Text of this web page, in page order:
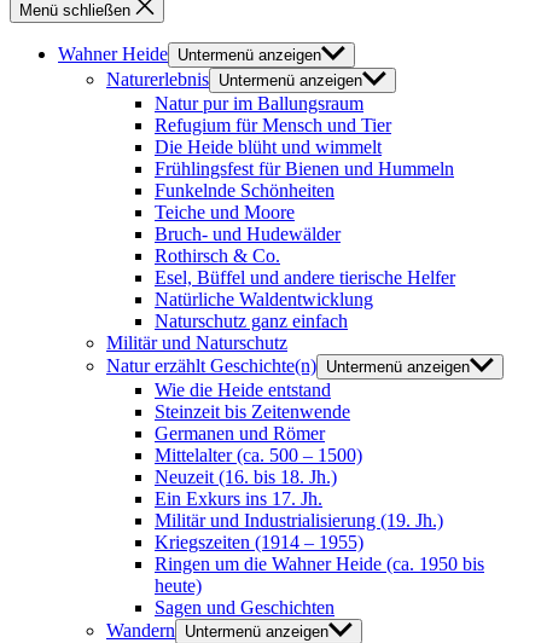
Menü schließen
Wahner Heide Untermenü anzeigen
Naturerlebnis Untermenü anzeigen
Natur pur im Ballungsraum
Refugium für Mensch und Tier
Die Heide blüht und wimmelt
Frühlingsfest für Bienen und Hummeln
Funkelnde Schönheiten
Teiche und Moore
Bruch- und Hudewälder
Rothirsch & Co.
Esel, Büffel und andere tierische Helfer
Natürliche Waldentwicklung
Naturschutz ganz einfach
Militär und Naturschutz
Natur erzählt Geschichte(n) Untermenü anzeigen
Wie die Heide entstand
Steinzeit bis Zeitenwende
Germanen und Römer
Mittelalter (ca. 500 – 1500)
Neuzeit (16. bis 18. Jh.)
Ein Exkurs ins 17. Jh.
Militär und Industrialisierung (19. Jh.)
Kriegszeiten (1914 – 1955)
Ringen um die Wahner Heide (ca. 1950 bis
heute)
Sagen und Geschichten
Wandern
Untermenü anzeigen